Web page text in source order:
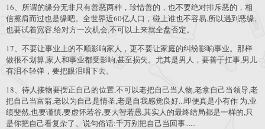
16、所谓的缘分无非只有善恶两种，珍惜善的，也不要绝对排斥恶的，相
信擦肩而过也是缘吧。全世界近60亿人口，碰上谁也不容易,所以遇到恶缘,
也要试着宽容,给对方一次机会,不可以上来就全盘否定。
17、不要让事业上的不顺影响家人，更不要让家庭的纠纷影响事业。那样
做很不划算,家人和事业都受影响,甚至损失。尤其是男人，要善于扛事,男儿
有泪不轻弹，要把眼泪咽下去。
18、待人接物要摆正自己的位置,不可以老把自己当人物,老拿自己当领导,老
把自己当富翁,老以为自己是情圣,老是自我感觉良好...即便真是小有作 为,业
绩斐然,也要谨慎,要虚怀若谷,要大智若愚,其实人的最终结局都是一样的,只
是你把自己看复杂了。说句俗话:千万别把自己当回事......